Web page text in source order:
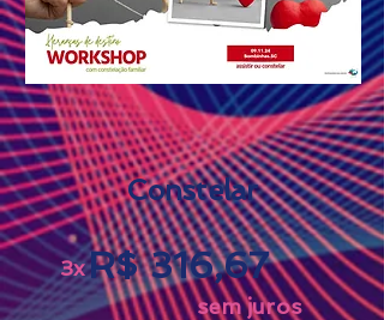
Constelar
3xR$ 316,67
sem juros